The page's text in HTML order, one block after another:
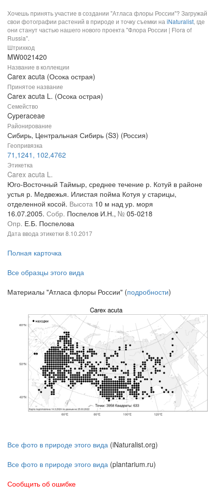
Хочешь принять участие в создании "Атласа флоры России"? Загружай
свои фотографии растений в природе и точку съемки на iNaturalist, где
они станут частью нашего нового проекта "Флора России | Flora of
Russia".
Штрихкод
MW0021420
Название в коллекции
Carex acuta (Осока острая)
Принятое название
Carex acuta L. (Осока острая)
Семейство
Cyperaceae
Районирование
Сибирь, Центральная Сибирь (S3) (Россия)
Геопривязка
71,1241, 102,4762
Этикетка
Carex acuta L.
Юго-Восточный Таймыр, среднее течение р. Котуй в районе
устья р. Медвежья. Илистая пойма Котуя у старицы,
отделенной косой. Высота 10 м над ур. моря
16.07.2005. Собр. Поспелов И.Н., № 05-0218
Опр. Е.Б. Поспелова
Дата ввода этикетки 8.10.2017
Полная карточка
Все образцы этого вида
Материалы "Атласа флоры России" (подробности)
Все фото в природе этого вида (iNaturalist.org)
Все фото в природе этого вида (plantarium.ru)
Сообщить об ошибке